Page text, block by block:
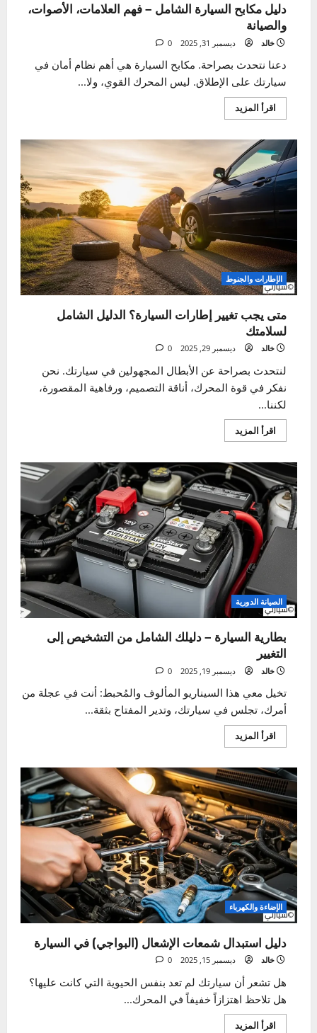
خطوة
بخطوة
نظام الكبح
دليل مكابح السيارة الشامل – فهم العلامات، الأصوات،
والصيانة
خالد ديسمبر 31, 2025
دعنا نتحدث بصراحة. مكابح السيارة هي أهم نظام أمان في
سيارتك على الإطلاق. ليس المحرك القوي، ولا...
اقرأ المزيداقرأ
المزيد
عن
دليل
مكابح
السيارة
فهم
الأصوات،
والصيانة
الإطارات والجنوط
متى يجب تغيير إطارات السيارة؟ الدليل الشامل
لسلامتك
خالد ديسمبر 29, 2025 0
لنتحدث بصراحة عن الأبطال المجهولين في سيارتك. نحن
نفكر في قوة المحرك، أناقة التصميم، ورفاهية المقصورة،
اقرأ المزيداقرأ
المزيد
عن
متى
يجب
تغيير
إطارات
الشامل
لسلامتك
بطارية السيارة – دليلك الشامل من التشخيص إلى
التغيير
خالد ديسمبر 19, 2025 0
تخيل معي هذا السيناريو المألوف والمُحبط: أنت في عجلة من
أمرك، تجلس في سيارتك، وتدير المفتاح بثقة...
اقرأ المزيداقرأ
المزيد
عن
السيارة
–
دليلك
من
التشخيص
إلى
التغيير